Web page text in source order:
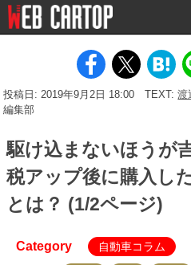
投稿日: 2019年9月2日 18:00 TEXT:渡
編集部
駆け込まないほうが
税アップ後に購入し
とは？ (1/2ページ)
Category 自動車コラム